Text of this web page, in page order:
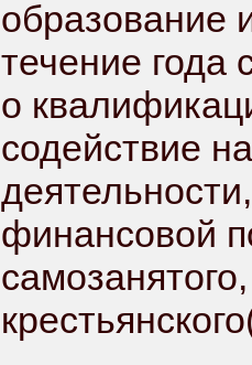
образование
течение года
о
содействие
финансовой